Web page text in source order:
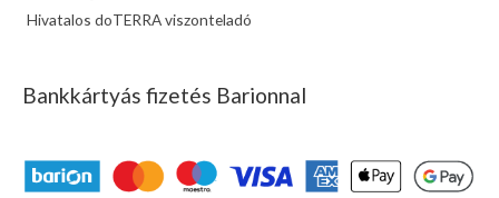
Hivatalos doTERRA viszonteladó
Bankkártyás fizetés Barionnal